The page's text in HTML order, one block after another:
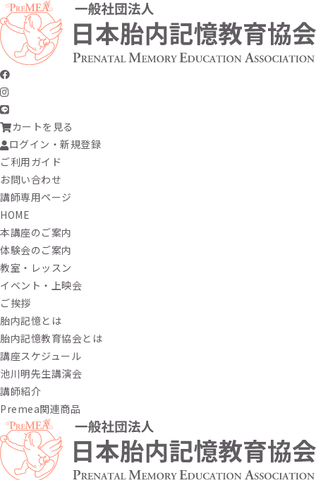
カートを見る
ログイン・新規登録
ご利用ガイド
お問い合わせ
講師専用ページ
HOME
本講座のご案内
体験会のご案内
教室・レッスン
イベント・上映会
ご挨拶
胎内記憶とは
胎内記憶教育協会とは
講座スケジュール
池川明先生講演会
講師紹介
Premea関連商品